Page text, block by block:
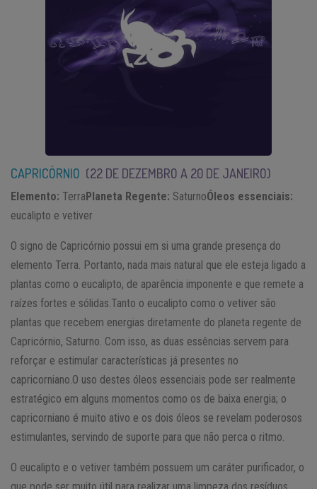
CAPRICÓRNIO (22 DE DEZEMBRO A 20 DE JANEIRO)
Elemento: TerraPlaneta Regente: SaturnoÓleos essenciais:
eucalipto e vetiver
O signo de Capricórnio possui em si uma grande presença do
elemento Terra. Portanto, nada mais natural que ele esteja ligado a
plantas como o eucalipto, de aparência imponente e que remete a
raízes fortes e sólidas.Tanto o eucalipto como o vetiver são
plantas que recebem energias diretamente do planeta regente de
Capricórnio, Saturno. Com isso, as duas essências servem para
reforçar e estimular características já presentes no
capricorniano.O uso destes óleos essenciais pode ser realmente
estratégico em alguns momentos como os de baixa energia; o
capricorniano é muito ativo e os dois óleos se revelam poderosos
estimulantes, servindo de suporte para que não perca o ritmo.
O eucalipto e o vetiver também possuem um caráter purificador, o
que pode ser muito útil para realizar uma limpeza dos resíduos